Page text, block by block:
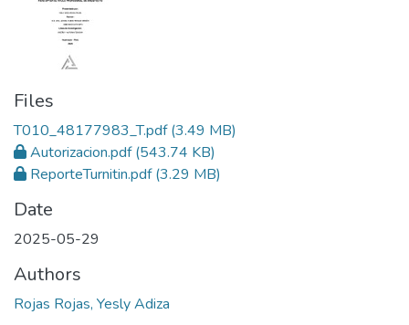
Files
T010_48177983_T.pdf(3.49 MB)
Autorizacion.pdf(543.74 KB)
ReporteTurnitin.pdf(3.29 MB)
Date
2025-05-29
Authors
Rojas Rojas, Yesly Adiza